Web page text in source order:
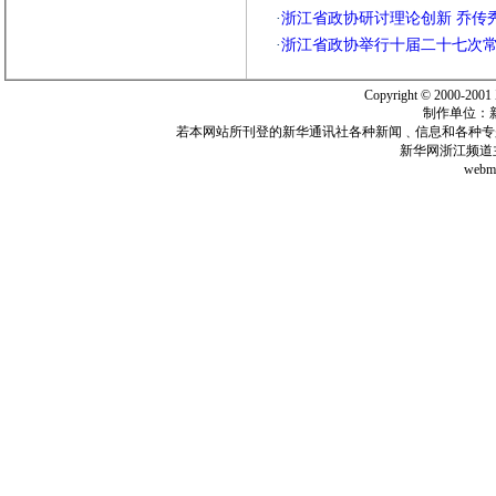
·浙江省政协研讨理论创新 乔传
·浙江省政协举行十届二十七次
Copyright © 2000-
制作单位：
若本网站所刊登的新华通讯社各种新闻﹑信息和各种
新华网浙江频